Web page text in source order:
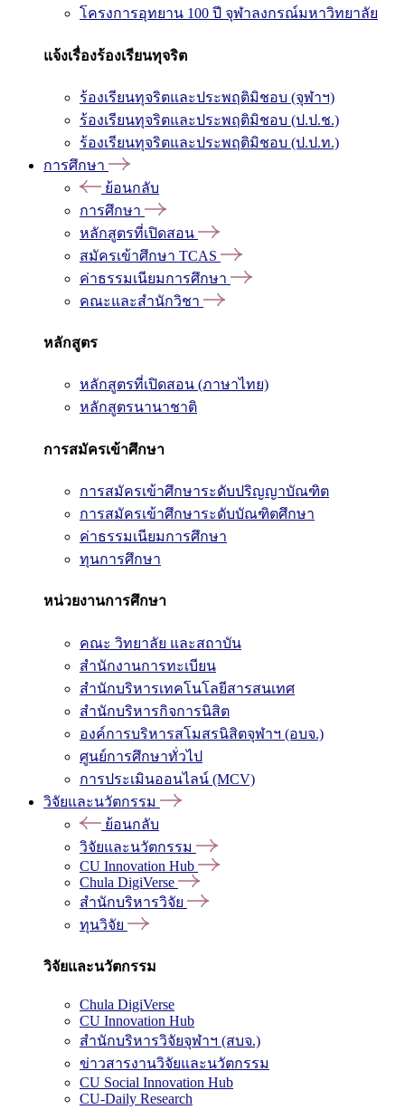
โครงการอุทยาน 100 ปี จุฬาลงกรณ์มหาวิทยาลัย
แจ้งเรื่องร้องเรียนทุจริต
ร้องเรียนทุจริตและประพฤติมิชอบ (จุฬาฯ)
ร้องเรียนทุจริตและประพฤติมิชอบ (ป.ป.ช.)
ร้องเรียนทุจริตและประพฤติมิชอบ (ป.ป.ท.)
การศึกษา
ย้อนกลับ
การศึกษา
หลักสูตรที่เปิดสอน
สมัครเข้าศึกษา TCAS
ค่าธรรมเนียมการศึกษา
คณะและสำนักวิชา
หลักสูตร
หลักสูตรที่เปิดสอน (ภาษาไทย)
หลักสูตรนานาชาติ
การสมัครเข้าศึกษา
การสมัครเข้าศึกษาระดับปริญญาบัณฑิต
การสมัครเข้าศึกษาระดับบัณฑิตศึกษา
ค่าธรรมเนียมการศึกษา
ทุนการศึกษา
หน่วยงานการศึกษา
คณะ วิทยาลัย และสถาบัน
สำนักงานการทะเบียน
สำนักบริหารเทคโนโลยีสารสนเทศ
สำนักบริหารกิจการนิสิต
องค์การบริหารสโมสรนิสิตจุฬาฯ (อบจ.)
ศูนย์การศึกษาทั่วไป
การประเมินออนไลน์ (MCV)
วิจัยและนวัตกรรม
ย้อนกลับ
วิจัยและนวัตกรรม
CU Innovation Hub
Chula DigiVerse
สำนักบริหารวิจัย
ทุนวิจัย
วิจัยและนวัตกรรม
Chula DigiVerse
CU Innovation Hub
สำนักบริหารวิจัยจุฬาฯ (สบจ.)
ข่าวสารงานวิจัยและนวัตกรรม
CU Social Innovation Hub
CU-Daily Research